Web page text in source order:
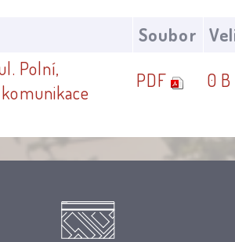
Soubor
Polní,
PDF 0 B